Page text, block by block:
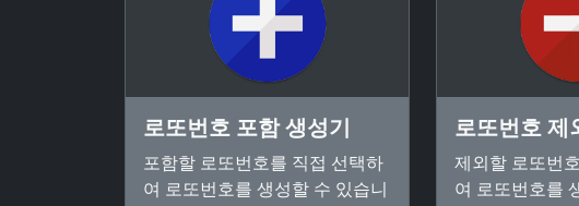
로또번호 포함 생성기
포함할 로또번호를 직접 선택하
여 로또번호를 생성할 수 있습니
로또번호 제
제외할 로또번
여 로또번호를